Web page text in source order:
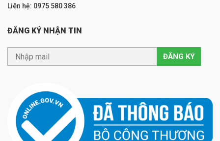
Liên hệ: 0975 580 386
ĐĂNG KÝ NHẬN TIN